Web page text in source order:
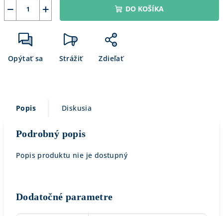
+
− DO KOŠÍKA
Opýtať sa Strážiť Zdieľať
Popis Diskusia
Podrobný popis
Popis produktu nie je dostupný
Dodatočné parametre